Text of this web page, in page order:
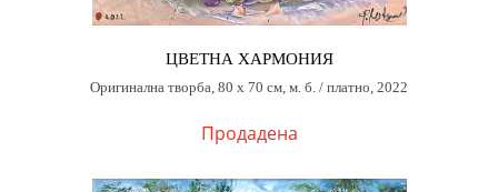
ЦВЕТНА ХАРМОНИЯ
Оригинална творба, 80 х 70 см, м. б. / платно, 2022
Продадена